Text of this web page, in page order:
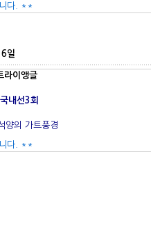
니다. **
일
라이앵글
내선3회
양의 가트풍경
니다. **